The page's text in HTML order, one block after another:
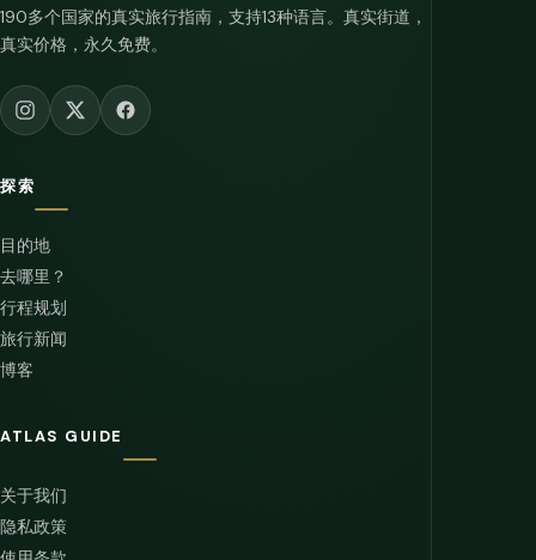
190多个国家的真实旅行指南，支持13种语言。真实街道，
真实价格，永久免费。
探索
目的地
去哪里？
行程规划
旅行新闻
博客
ATLAS GUIDE
关于我们
隐私政策